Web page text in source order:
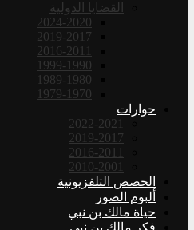
القضايا الدولية
2024-2020
2019-2017
2016-2011
1999-1990
1989-1980
1979-1970
حوارات
2022-2021
2019-2017
2016-2011
2010-2001
الحصص التلفزيونية
ألبوم الصور
حياة مالك بن نبي
فكر مالك بن نبي